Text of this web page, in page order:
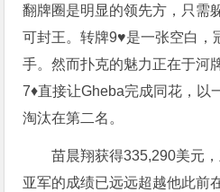
翻牌圈是明显的领先方，只需
可封王。转牌9♥是一张空白，
手。然而扑克的魅力正在于
7♦直接让Gheba完成同花，以
淘汰在第二名。
苗晨翔获得335,290美元
亚军的成绩已远远超越他此前